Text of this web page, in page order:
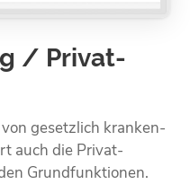
/ Privat­
gesetzlich kranken­
auch die Privat­
Grundfunktionen.